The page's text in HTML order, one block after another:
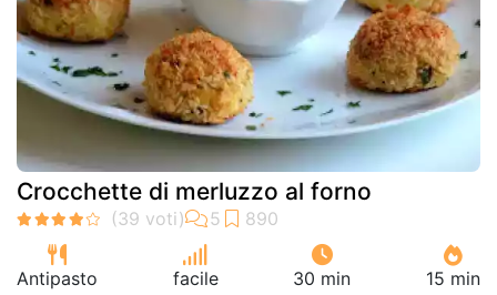
Crocchette di merluzzo al forno
Antipasto facile 30 min 15 min